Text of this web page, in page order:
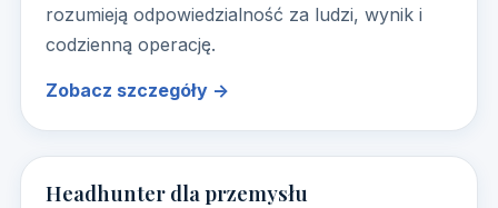
rozumieją odpowiedzialność za ludzi, wynik i
codzienną operację.
Zobacz szczegóły →
Headhunter dla przemysłu